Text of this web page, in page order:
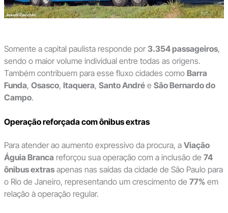
Somente a capital paulista responde por 3.354 passageiros,
sendo o maior volume individual entre todas as origens.
Também contribuem para esse fluxo cidades como Barra
Funda, Osasco, Itaquera, Santo Andrée São Bernardo do
Campo.
Operação reforçada com ônibus extras
Para atender ao aumento expressivo da procura, a Viação
Águia Branca reforçou sua operação com a inclusão de 74
ônibus extrasapenas nas saídas da cidade de São Paulo para
o Rio de Janeiro, representando um crescimento de 77% em
relação à operação regular.